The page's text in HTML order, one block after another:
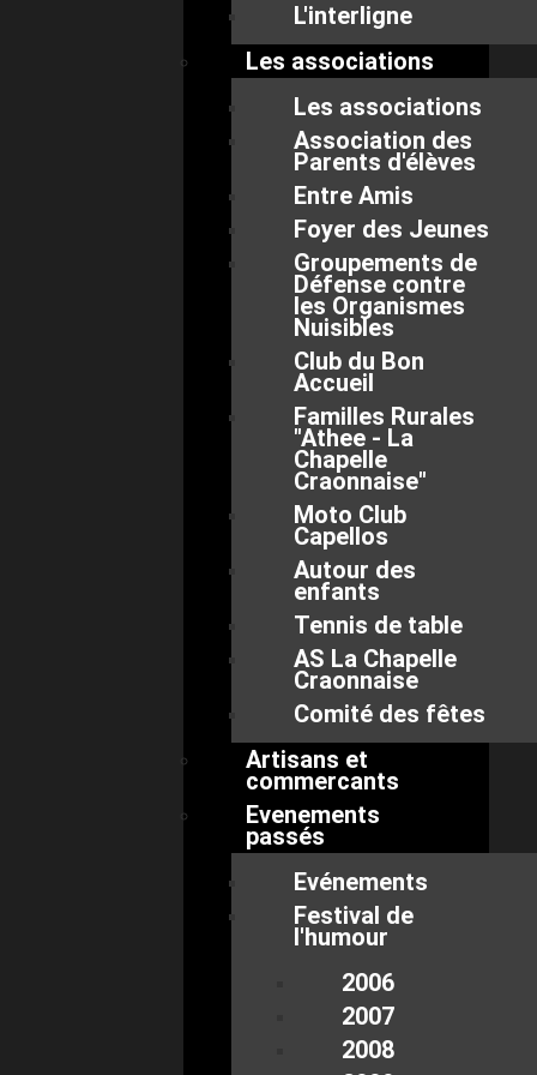
L'interligne
Les associations
Les associations
Association des
Parents d'élèves
Entre Amis
Foyer des Jeunes
Groupements de
Défense contre
les Organismes
Nuisibles
Club du Bon
Accueil
Familles Rurales
"Athee - La
Chapelle
Craonnaise"
Moto Club
Capellos
Autour des
enfants
Tennis de table
AS La Chapelle
Craonnaise
Comité des fêtes
Artisans et
commercants
Evenements
passés
Evénements
Festival de
l'humour
2006
2007
2008